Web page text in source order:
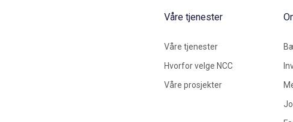
Våre tjenester
Våre tjenester
Hvorfor velge NCC
Våre prosjekter